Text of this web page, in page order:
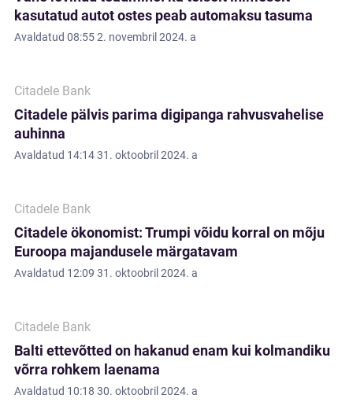
kasutatud autot ostes peab automaksu tasuma
Avaldatud 08:55 2. novembril 2024. a
Citadele Bank
Citadele pälvis parima digipanga rahvusvahelise
auhinna
Avaldatud 14:14 31. oktoobril 2024. a
Citadele Bank
Citadele ökonomist: Trumpi võidu korral on mõju
Euroopa majandusele märgatavam
Avaldatud 12:09 31. oktoobril 2024. a
Citadele Bank
Balti ettevõtted on hakanud enam kui kolmandiku
võrra rohkem laenama
Avaldatud 10:18 30. oktoobril 2024. a